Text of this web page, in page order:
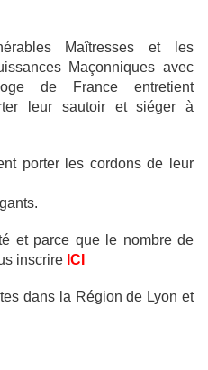
Maîtresses et les
Maçonniques avec
de France entretient
leur sautoir et siéger à
porter les cordons de leur
et parce que le nombre de
inscrire ICI
dans la Région de Lyon et